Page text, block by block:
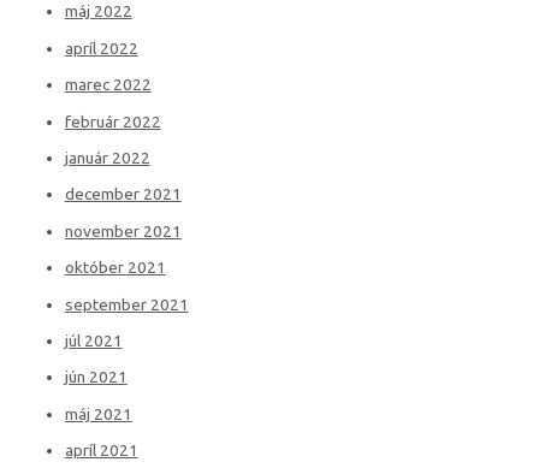
máj 2022
apríl 2022
marec 2022
február 2022
január 2022
december 2021
november 2021
október 2021
september 2021
júl 2021
jún 2021
máj 2021
apríl 2021